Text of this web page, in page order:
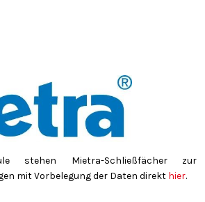
stehen Mietra-Schließfächer zur
mit Vorbelegung der Daten direkt hier.